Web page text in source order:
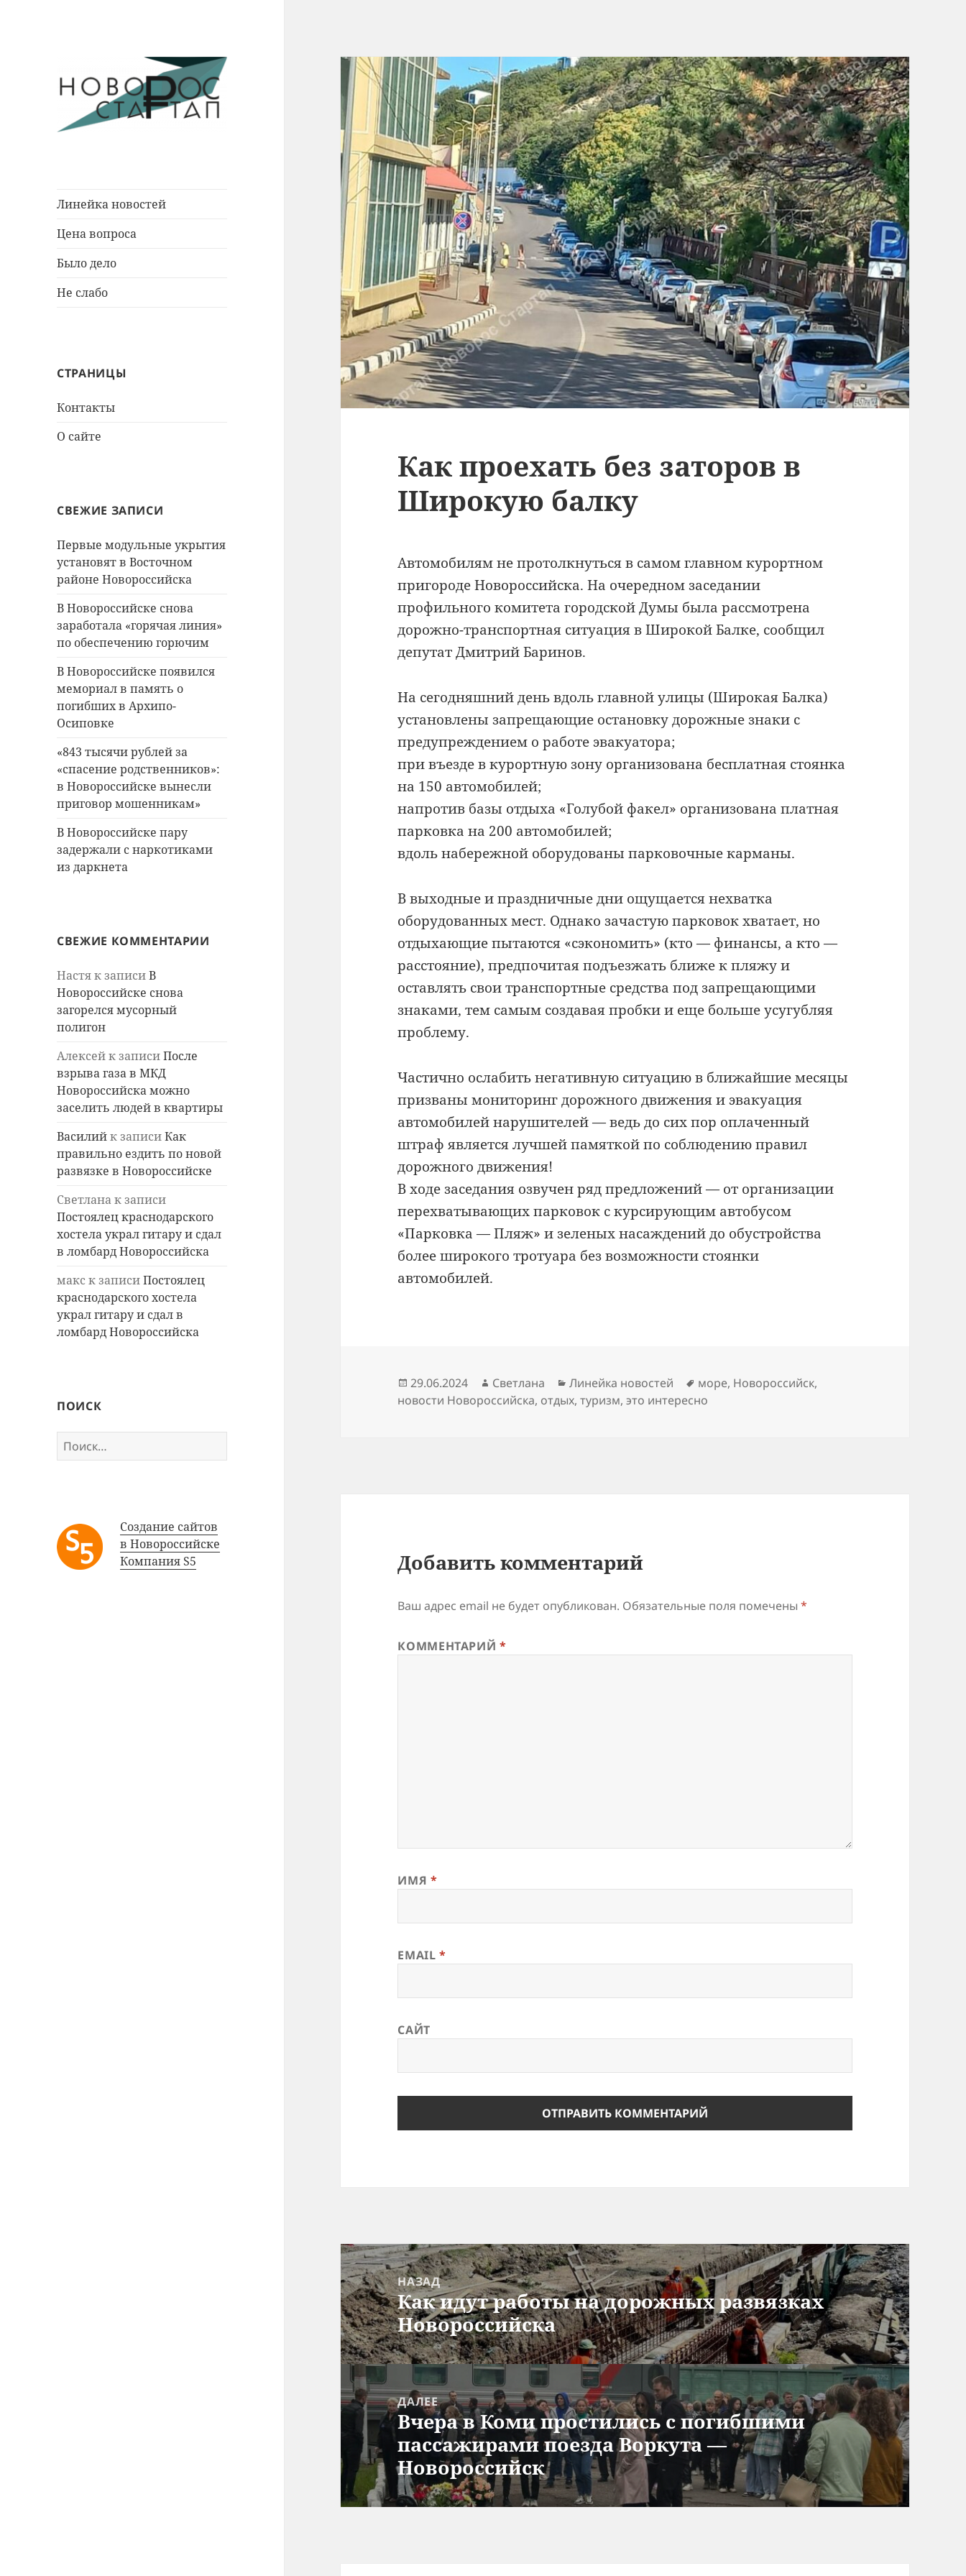
Линейка новостей
Цена вопроса
Было дело
Не слабо
СТРАНИЦЫ
Контакты
О сайте
СВЕЖИЕ ЗАПИСИ
Первые модульные укрытия
установят в Восточном
районе Новороссийска
В Новороссийске снова
заработала «горячая линия»
по обеспечению горючим
В Новороссийске появился
мемориал в память о
погибших в Архипо-
Осиповке
«843 тысячи рублей за
«спасение родственников»:
в Новороссийске вынесли
приговор мошенникам»
В Новороссийске пару
задержали с наркотиками
из даркнета
СВЕЖИЕ КОММЕНТАРИИ
Настяк записиВ
Новороссийске снова
загорелся мусорный
полигон
Алексейк записиПосле
взрыва газа в МКД
Новороссийска можно
заселить людей в квартиры
Василийк записиКак
правильно ездить по новой
развязке в Новороссийске
Светланак записи
Постоялец краснодарского
хостела украл гитару и сдал
в ломбард Новороссийска
макск записиПостоялец
краснодарского хостела
украл гитару и сдал в
ломбард Новороссийска
ПОИСК
Найти:
Создание сайтов
в Новороссийске
Компания S5
Как проехать без заторов в
Широкую балку
Автомобилям не протолкнуться в самом главном курортном
пригороде Новороссийска. На очередном заседании
профильного комитета городской Думы была рассмотрена
дорожно-транспортная ситуация в Широкой Балке, сообщил
депутат Дмитрий Баринов.
На сегодняшний день вдоль главной улицы (Широкая Балка)
установлены запрещающие остановку дорожные знаки с
предупреждением о работе эвакуатора;
при въезде в курортную зону организована бесплатная стоянка
на 150 автомобилей;
напротив базы отдыха «Голубой факел» организована платная
парковка на 200 автомобилей;
вдоль набережной оборудованы парковочные карманы.
В выходные и праздничные дни ощущается нехватка
оборудованных мест. Однако зачастую парковок хватает, но
отдыхающие пытаются «сэкономить» (кто — финансы, а кто —
расстояние), предпочитая подъезжать ближе к пляжу и
оставлять свои транспортные средства под запрещающими
знаками, тем самым создавая пробки и еще больше усугубляя
проблему.
Частично ослабить негативную ситуацию в ближайшие месяцы
призваны мониторинг дорожного движения и эвакуация
автомобилей нарушителей — ведь до сих пор оплаченный
штраф является лучшей памяткой по соблюдению правил
дорожного движения!
В ходе заседания озвучен ряд предложений — от организации
перехватывающих парковок с курсирующим автобусом
«Парковка — Пляж» и зеленых насаждений до обустройства
более широкого тротуара без возможности стоянки
автомобилей.
Опубликовано
29.06.2024 Автор
Светлана Рубрики
Линейка новостей Метки
море, Новороссийск,
новости Новороссийска, отдых,туризм,это интересно
Добавить комментарий
Ваш адрес email не будет опубликован. Обязательные поля помечены*
КОММЕНТАРИЙ*
ИМЯ *
EMAIL*
САЙТ
Навигация
по
записям
НАЗАД
Предыдущая
запись:
Как идут работы на дорожных развязках
Новороссийска
ДАЛЕЕ
Следующая
запись:
Вчера в Коми простились с погибшими
пассажирами поезда Воркута —
Новороссийск